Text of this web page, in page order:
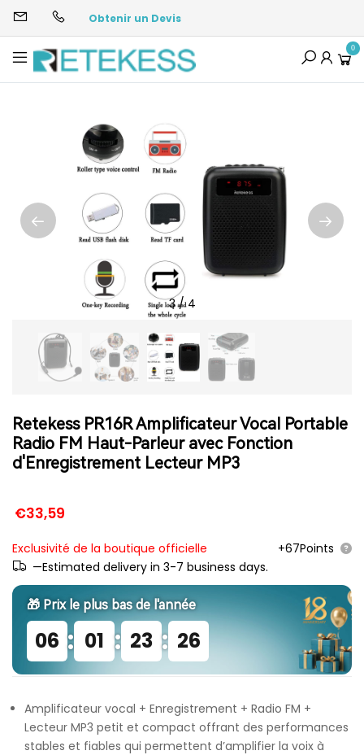
Obtenir un Devis
0
3/4
Retekess PR16R Amplificateur Vocal Portable
Radio FM Haut-Parleur avec Fonction
d'Enregistrement Lecteur MP3
€33,59
Exclusivité de la boutique officielle
+67Points
—Estimated delivery in 3-7 business days.
🎁 Prix ​​le plus bas de l'année
06 : 01 : 23 : 25
Amplificateur vocal + Enregistrement + Radio FM +
Lecteur MP3 petit et compact offrant des performances
stables et fiables qui permettent d’amplifier la voix à